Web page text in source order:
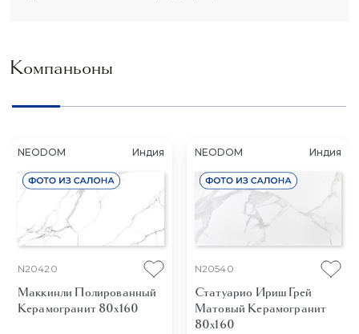
Компаньоны
NEODOM Индия
N20420
Маккинли Полированный
Керамогранит 80x160
NEODOM Индия
N20540
Статуарио Ириш Грей
Матовый Керамогранит
80x160